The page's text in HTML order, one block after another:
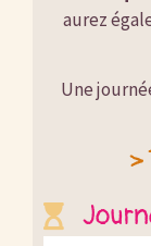
aurez
Une
>